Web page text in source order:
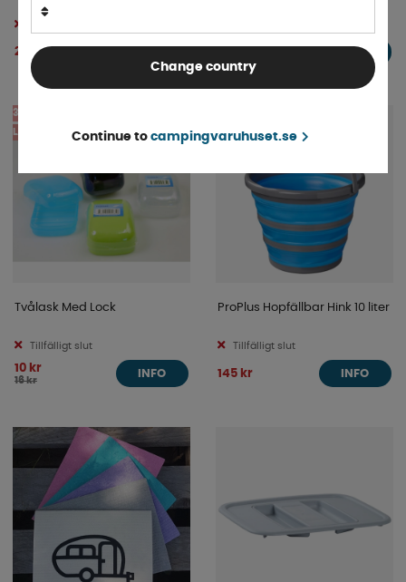
249 kr 69 kr INFO
38%
LAGERRENSNING
Tvålask Med Lock
Tillfälligt slut
10 kr
16 kr
INFO
ProPlus Hopfällbar Hink 10 liter
Tillfälligt slut
145 kr INFO
Change country
Continue to campingvaruhuset.se